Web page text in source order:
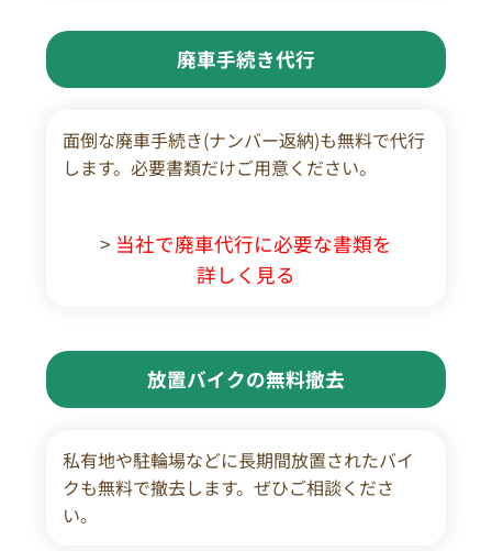
廃車手続き代行
面倒な廃車手続き(ナンバー返納)も無料で代行
します。必要書類だけご用意ください。
> 当社で廃車代行に必要な書類を
詳しく見る
放置バイクの無料撤去
私有地や駐輪場などに長期間放置されたバイ
クも無料で撤去します。ぜひご相談くださ
い。